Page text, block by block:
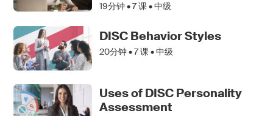
19分钟 •7课 • 中级
DISC Behavior Styles
20分钟 •7课 • 中级
Uses of DISC Personality
Assessment